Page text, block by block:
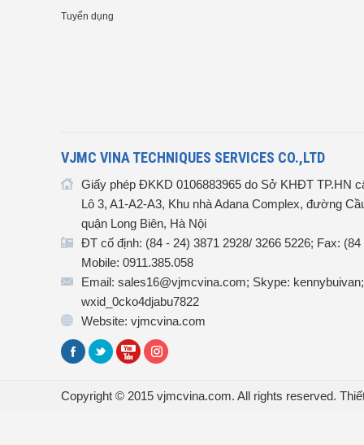
Tuyển dụng
VJMC VINA TECHNIQUES SERVICES CO.,LTD
Giấy phép ĐKKD 0106883965 do Sở KHĐT TP.HN
Lô 3, A1-A2-A3, Khu nhà Adana Complex, đường
quận Long Biên, Hà Nội
ĐT cố định: (84 - 24) 3871 2928/ 3266 5226; Fax:
Mobile: 0911.385.058
Email: sales16@vjmcvina.com; Skype:
wxid_0cko4djabu7822
Website: vjmcvina.com
Copyright © 2015 vjmcvina.com. All rights reserved.